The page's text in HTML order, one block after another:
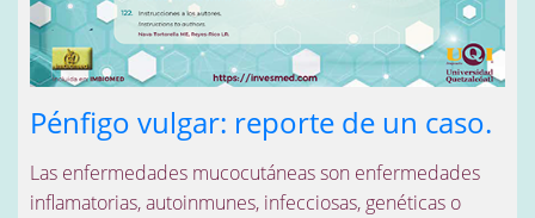
Pénfigo vulgar: reporte de un caso.
Las enfermedades mucocutáneas son enfermedades
inflamatorias, autoinmunes, infecciosas, genéticas o